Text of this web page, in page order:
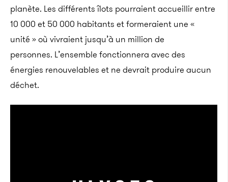
planète. Les différents îlots pourraient accueillir entre
10 000 et 50 000 habitants et formeraient une «
unité » où vivraient jusqu’à un million de
personnes. L’ensemble fonctionnera avec des
énergies renouvelables et ne devrait produire aucun
déchet.